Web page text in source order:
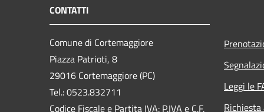
CONTATTI
Comune di Cortemaggiore
Piazza Patrioti, 8
29016 Cortemaggiore (PC)
Tel.: 0523.832711
Codice Fiscale e Partita IVA: P.IVA e C.F.
Leggi le